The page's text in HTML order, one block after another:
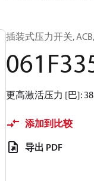
插装式压力开关,
更高激活压力 [巴]:
添加到比较
导出 PDF